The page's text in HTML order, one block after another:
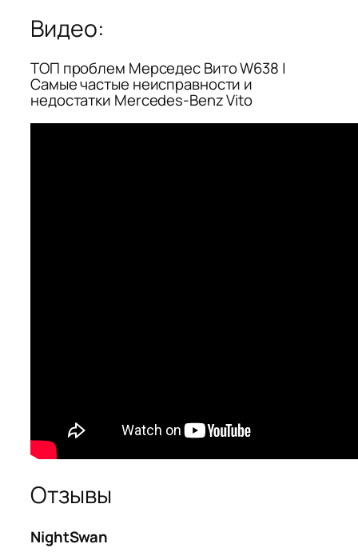
Видео:
ТОП проблем Мерседес Вито W638 |
Самые частые неисправности и
недостатки Mercedes-Benz Vito
Отзывы
NightSwan